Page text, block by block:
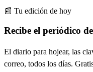
📰 Tu edición de hoy
Recibe el periódico
El diario para hojear, las
correo, todos los días.